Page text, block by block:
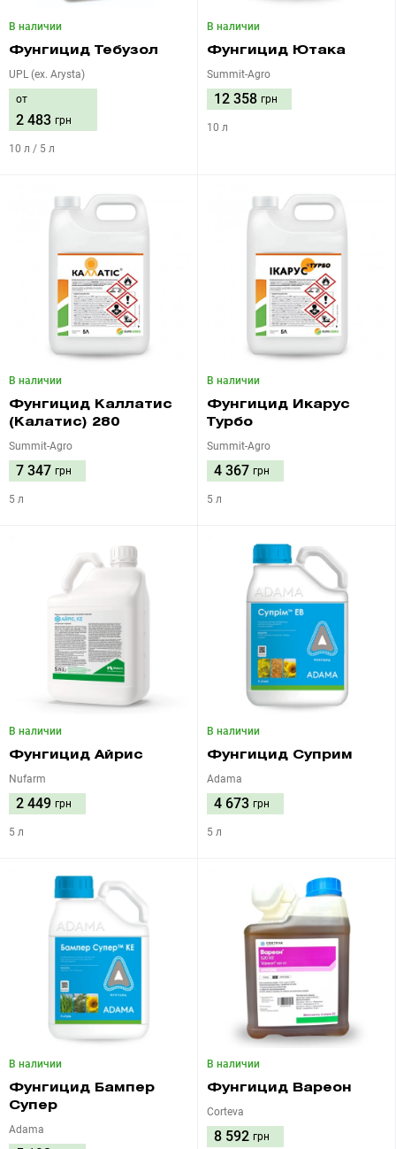
В наличии
Фунгицид Тебузол
UPL (ex. Arysta)
от
2 483 грн
10 л / 5 л
В наличии
Фунгицид Ютака
Summit-Agro
12 358 грн
10 л
В наличии
Фунгицид Каллатис
(Калатис) 280
Summit-Agro
7 347 грн
5 л
В наличии
Фунгицид Икарус
Турбо
Summit-Agro
4 367 грн
5 л
В наличии
Фунгицид Айрис
Nufarm
2 449 грн
5 л
В наличии
Фунгицид Суприм
Adama
4 673 грн
5 л
В наличии
Фунгицид Бампер
Супер
Adama
В наличии
Фунгицид Вареон
Corteva
8 592 грн